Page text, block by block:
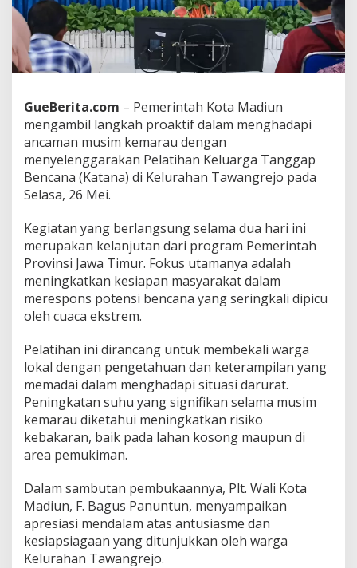
a
n
a
u
k
K
e
l
u
a
a
i
M
a
d
i
u
J
e
a
n
g
M
u
i
m
K
e
m
a
GueBerita.com – Pemerintah Kota Madiun
mengambil langkah proaktif dalam menghadapi
ancaman musim kemarau dengan
menyelenggarakan Pelatihan Keluarga Tanggap
Bencana (Katana) di Kelurahan Tawangrejo pada
Selasa, 26 Mei.
Kegiatan yang berlangsung selama dua hari ini
merupakan kelanjutan dari program Pemerintah
Provinsi Jawa Timur. Fokus utamanya adalah
meningkatkan kesiapan masyarakat dalam
merespons potensi bencana yang seringkali dipicu
oleh cuaca ekstrem.
Pelatihan ini dirancang untuk membekali warga
lokal dengan pengetahuan dan keterampilan yang
memadai dalam menghadapi situasi darurat.
Peningkatan suhu yang signifikan selama musim
kemarau diketahui meningkatkan risiko
kebakaran, baik pada lahan kosong maupun di
area pemukiman.
Dalam sambutan pembukaannya, Plt. Wali Kota
Madiun, F. Bagus Panuntun, menyampaikan
apresiasi mendalam atas antusiasme dan
kesiapsiagaan yang ditunjukkan oleh warga
Kelurahan Tawangrejo.